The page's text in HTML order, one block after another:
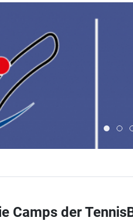
ICH
Camps der